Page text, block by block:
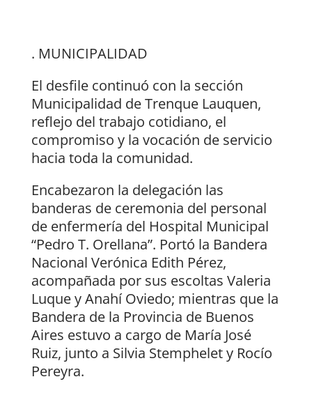
. MUNICIPALIDAD
El desfile continuó con la sección
Municipalidad de Trenque Lauquen,
reflejo del trabajo cotidiano, el
compromiso y la vocación de servicio
hacia toda la comunidad.
Encabezaron la delegación las
banderas de ceremonia del personal
de enfermería del Hospital Municipal
“Pedro T. Orellana”. Portó la Bandera
Nacional Verónica Edith Pérez,
acompañada por sus escoltas Valeria
Luque y Anahí Oviedo; mientras que la
Bandera de la Provincia de Buenos
Aires estuvo a cargo de María José
Ruiz, junto a Silvia Stemphelet y Rocío
Pereyra.